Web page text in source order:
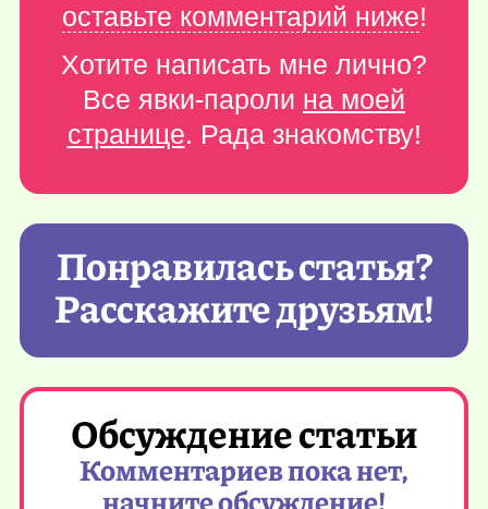
оставьте комментарий ниже!
Хотите написать мне лично?
Все явки-пароли на моей
странице. Рада знакомству!
Понравилась статья?
Расскажите друзьям!
Обсуждение статьи
Комментариев пока нет,
начните обсуждение!